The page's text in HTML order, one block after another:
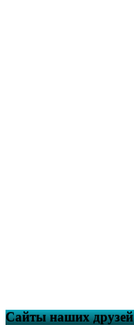
Сайты наших друзей